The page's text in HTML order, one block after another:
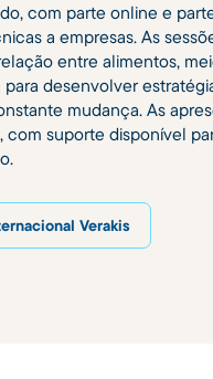
com parte online e
a empresas. As
entre alimentos,
desenvolver
mudança. As
com suporte disponível
Verakis